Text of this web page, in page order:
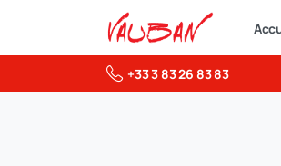
+33 3 83 26 83 83